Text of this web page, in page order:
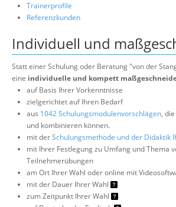
Trainerprofile
Referenzkunden
Individuell und
Statt einer Schulung oder Beratung "von der
eine individuelle und kompett
auf Basis Ihrer Vorkenntnisse
zielgerichtet auf Ihren Bedarf
aus 1042 Schulungsmodulenvorschlägen,
und kombinieren können.
mit derSchulungsmethode und der Didaktik
mit Ihrer Festlegung zu Umfang und Thema
Teilnehmerübungen
am Ort Ihrer Wahl oder online mit
mit der Dauer Ihrer Wahl
zum Zeitpunkt Ihrer Wahl